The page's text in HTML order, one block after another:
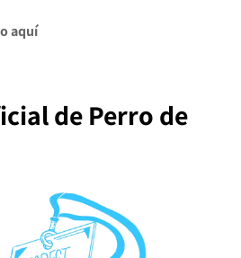
aquí
de Perro de